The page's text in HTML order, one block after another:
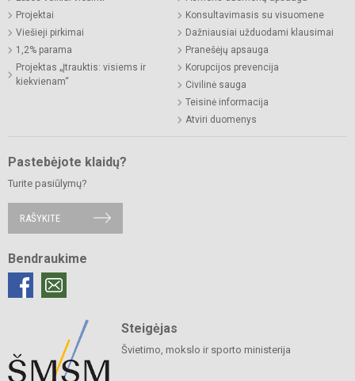
Projektai
Viešieji pirkimai
1,2% parama
Projektas „Įtrauktis: visiems ir
kiekvienam“
Konsultavimasis su visuomene
Dažniausiai užduodami klausimai
Pranešėjų apsauga
Korupcijos prevencija
Civilinė sauga
Teisinė informacija
Atviri duomenys
Pastebėjote klaidų?
Turite pasiūlymų?
RAŠYKITE
Bendraukime
Steigėjas
Švietimo, mokslo ir sporto ministerija